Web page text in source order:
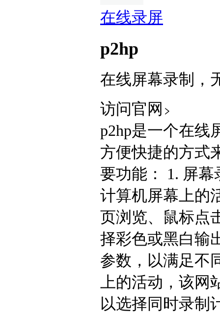
在线录屏
p2hp
在线屏幕录制，
访问官网
p2hp是一个在线
方便快捷的方式
要功能： 1. 屏
计算机屏幕上的
页浏览、鼠标点
择彩色或黑白输
参数，以满足不
上的活动，该
以选择同时录制